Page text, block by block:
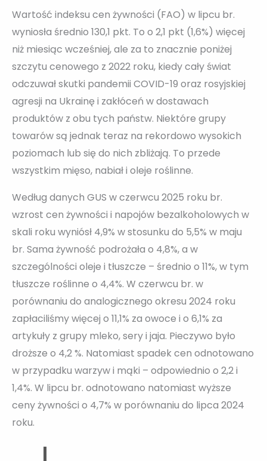
Wartość indeksu cen żywności (FAO) w lipcu br.
wyniosła średnio 130,1 pkt. To o 2,1 pkt (1,6%) więcej
niż miesiąc wcześniej, ale za to znacznie poniżej
szczytu cenowego z 2022 roku, kiedy cały świat
odczuwał skutki pandemii COVID-19 oraz rosyjskiej
agresji na Ukrainę i zakłóceń w dostawach
produktów z obu tych państw. Niektóre grupy
towarów są jednak teraz na rekordowo wysokich
poziomach lub się do nich zbliżają. To przede
wszystkim mięso, nabiał i oleje roślinne.
Według danych GUS w czerwcu 2025 roku br.
wzrost cen żywności i napojów bezalkoholowych w
skali roku wyniósł 4,9% w stosunku do 5,5% w maju
br. Sama żywność podrożała o 4,8%, a w
szczególności oleje i tłuszcze – średnio o 11%, w tym
tłuszcze roślinne o 4,4%. W czerwcu br. w
porównaniu do analogicznego okresu 2024 roku
zapłaciliśmy więcej o 11,1% za owoce i o 6,1% za
artykuły z grupy mleko, sery i jaja. Pieczywo było
droższe o 4,2 %. Natomiast spadek cen odnotowano
w przypadku warzyw i mąki – odpowiednio o 2,2 i
1,4%. W lipcu br. odnotowano natomiast wyższe
ceny żywności o 4,7% w porównaniu do lipca 2024
roku.